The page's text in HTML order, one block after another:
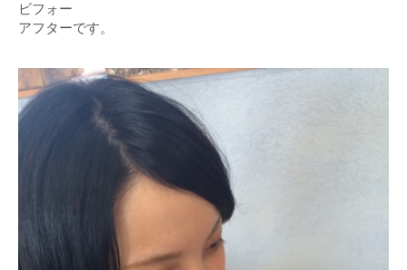
ビフォー
アフターです。